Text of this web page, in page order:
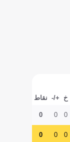
خ +/- نقاط
0
0
0
0
0
0